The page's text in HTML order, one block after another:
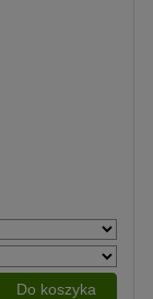
Do koszyka